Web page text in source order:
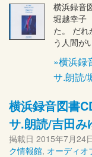
横浜録音
堀越幸子
た。 だ
う人間が
»横浜録
サ.朗読/
横浜録音図書
サ.朗読/吉田み
掲載日 2015年7月24
ク情報館, オーディオ